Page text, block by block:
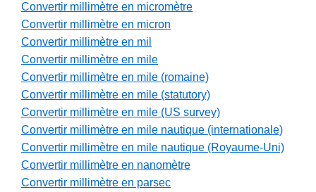
Convertir millimètre en micromètre
Convertir millimètre en micron
Convertir millimètre en mil
Convertir millimètre en mile
Convertir millimètre en mile (romaine)
Convertir millimètre en mile (statutory)
Convertir millimètre en mile (US survey)
Convertir millimètre en mile nautique (internationale)
Convertir millimètre en mile nautique (Royaume-Uni)
Convertir millimètre en nanomètre
Convertir millimètre en parsec